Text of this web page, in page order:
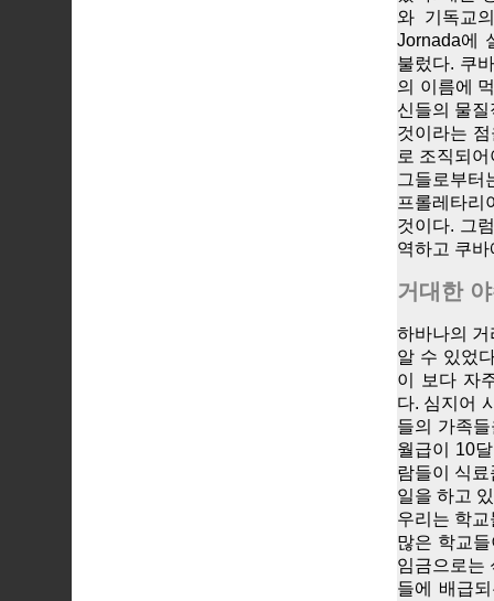
와 기독교
Jornada에
불렀다. 쿠
의 이름에
신들의 물
것이라는
로 조직되
그들로부터
프롤레타
것이다. 그
역하고 쿠
거대한
하바나의
알 수 있었
이 보다 자
다. 심지어
들의 가족
월급이 10
람들이 식
일을 하고
우리는 학
많은 학교
임금으로는
들에 배급